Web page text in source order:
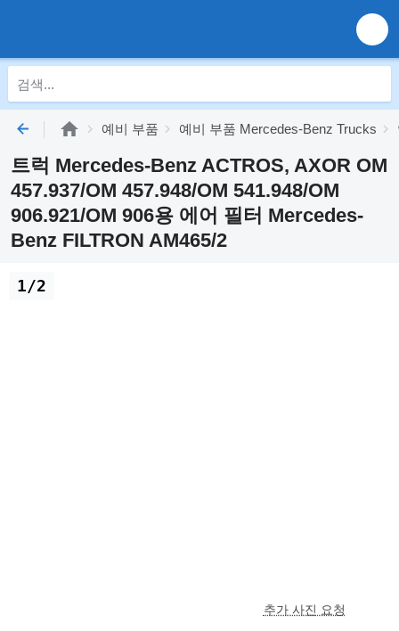
예비 부품 예비 부품 Mercedes-Benz Trucks
트럭 Mercedes-Benz ACTROS, AXOR OM
457.937/OM 457.948/OM 541.948/OM
906.921/OM 906용 에어 필터 Mercedes-
Benz FILTRON AM465/2
추가 사진 요청
1/2